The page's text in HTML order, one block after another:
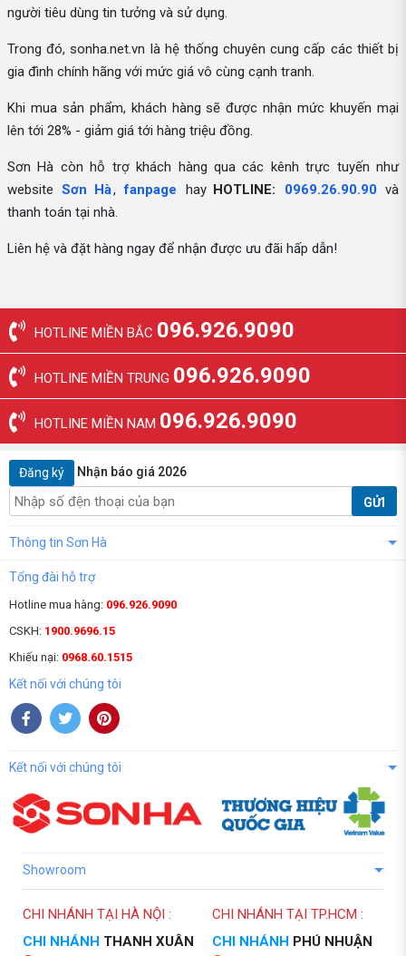
người tiêu dùng tin tưởng và sử dụng.
Trong đó, sonha.net.vn là hệ thống chuyên cung cấp các thiết bị
gia đình chính hãng với mức giá vô cùng cạnh tranh.
Khi mua sản phẩm, khách hàng sẽ được nhận mức khuyến mại
lên tới 28% - giảm giá tới hàng triệu đồng.
Sơn Hà còn hỗ trợ khách hàng qua các kênh trực tuyến như
website Sơn Hà, fanpage hay HOTLINE: 0969.26.90.90 và
thanh toán tại nhà.
Liên hệ và đặt hàng ngay để nhận được ưu đãi hấp dẫn!
HOTLINE MIỀN BẮC 096.926.9090
HOTLINE MIỀN TRUNG 096.926.9090
HOTLINE MIỀN NAM 096.926.9090
Đăng ký Nhận báo giá 2026
GỬI
Thông tin Sơn Hà
Tổng đài hỗ trợ
Hotline mua hàng: 096.926.9090
CSKH: 1900.9696.15
Khiếu nại: 0968.60.1515
Kết nối với chúng tôi
Kết nối với chúng tôi
Showroom
CHI NHÁNH TẠI HÀ NỘI :
CHI NHÁNH THANH XUÂN
CHI NHÁNH TẠI TP.HCM :
CHI NHÁNH PHÚ NHUẬN